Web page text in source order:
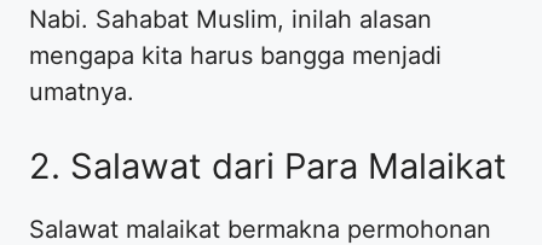
Nabi. Sahabat Muslim, inilah alasan
mengapa kita harus bangga menjadi
umatnya.
2. Salawat dari Para Malaikat
Salawat malaikat bermakna permohonan